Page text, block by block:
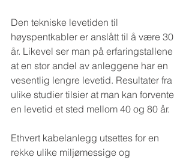
Den tekniske levetiden til
høyspentkabler er anslått til å være 30
år. Likevel ser man på erfaringstallene
at en stor andel av anleggene har en
vesentlig lengre levetid. Resultater fra
ulike studier tilsier at man kan forvente
en levetid et sted mellom 40 og 80 år.
Ethvert kabelanlegg utsettes for en
rekke ulike miljømessige og